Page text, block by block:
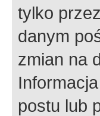
tylko
danym
zmian na
postu lub